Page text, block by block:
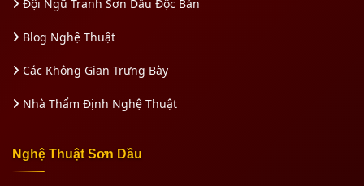
Đội Ngũ Tranh Sơn Dầu Độc Bản
Blog Nghệ Thuật
Các Không Gian Trưng Bày
Nhà Thẩm Định Nghệ Thuật
Nghệ Thuật Sơn Dầu